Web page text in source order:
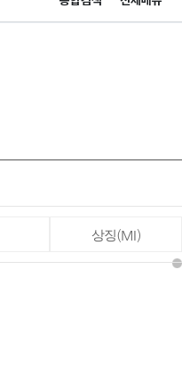
상징(MI)